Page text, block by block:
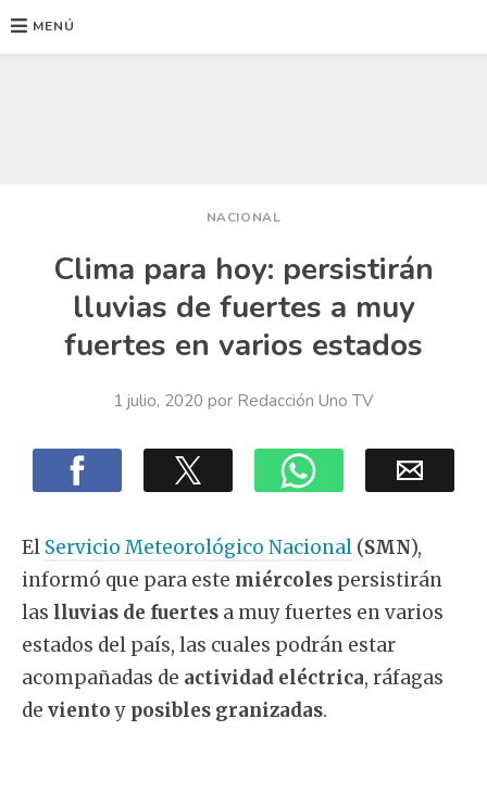
MENÚ
NACIONAL
Clima para hoy: persistirán
lluvias de fuertes a muy
fuertes en varios estados
1 julio, 2020 por Redacción Uno TV
El Servicio Meteorológico Nacional (SMN),
informó que para este miércoles persistirán
las lluvias de fuertes a muy fuertes en varios
estados del país, las cuales podrán estar
acompañadas de actividad eléctrica, ráfagas
de vientoy posibles granizadas.